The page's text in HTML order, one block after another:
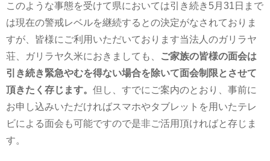
このような事態を受けて県においては引き続き5月31日まで
は現在の警戒レベルを継続するとの決定がなされておりま
すが、皆様にご利用いただいております当法人のガリラヤ
荘、ガリラヤ久米におきましても、
ご家族の皆様の面会は
引き続き緊急やむを得ない場合を除いて面会制限とさせて
頂きたく存じます。 但し、すでにご案内のとおり、事前に
お申し込みいただければスマホやタブレットを用いたテレ
ビによる面会も可能ですので是非ご活用頂ければと存じま
す。